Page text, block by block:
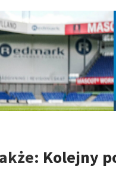
Kolejny